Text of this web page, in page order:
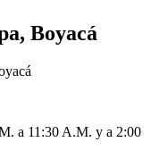
Boyacá
a 11:30 A.M. y a 2:00